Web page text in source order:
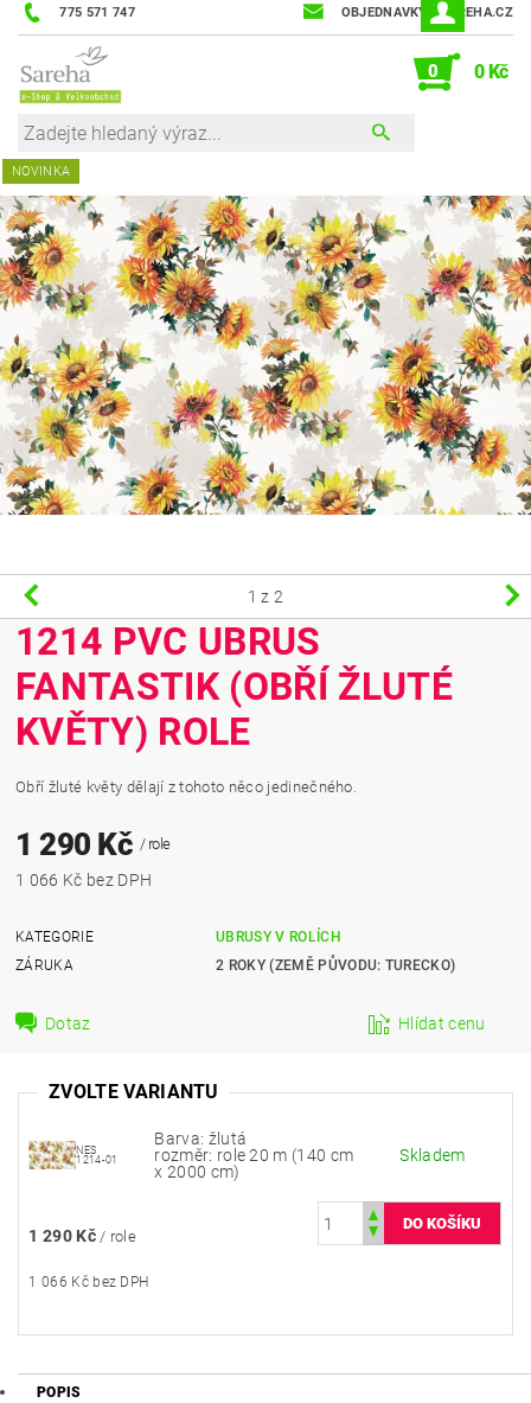
775 571 747 OBJEDNAVKY@SAREHA.CZ
0 0 Kč
NOVINKA
1 z 2
1214 PVC UBRUS
FANTASTIK (OBŘÍ ŽLUTÉ
KVĚTY) ROLE
Obří žluté květy dělají z tohoto něco jedinečného.
1 290 Kč / role
1 066 Kč bez DPH
KATEGORIE
UBRUSY V ROLÍCH
ZÁRUKA
2 ROKY (ZEMĚ PŮVODU: TURECKO)
Dotaz Hlídat cenu
ZVOLTE VARIANTU
NES
1214-01
Barva: žlutá
rozměr: role 20 m (140 cm
x 2000 cm)
Skladem
1 290 Kč / role
1 066 Kč bez DPH
POPIS